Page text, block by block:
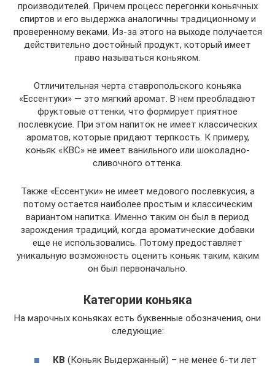
производителей. Причем процесс перегонки коньячных
спиртов и его выдержка аналогичны традиционному и
проверенному веками. Из-за этого на выходе получается
действительно достойный продукт, который имеет
право называться коньяком.
Отличительная черта ставропольского коньяка
«Ессентуки» — это мягкий аромат. В нем преобладают
фруктовые оттенки, что формирует приятное
послевкусие. При этом напиток не имеет классических
ароматов, которые придают терпкость. К примеру,
коньяк «КВС» не имеет ванильного или шоколадно-
сливочного оттенка.
Также «Ессентуки» не имеет медового послевкусия, а
потому остается наиболее простым и классическим
вариантом напитка. Именно таким он был в период
зарождения традиций, когда ароматические добавки
еще не использовались. Потому предоставляет
уникальную возможность оценить коньяк таким, каким
он был первоначально.
Категории коньяка
На марочных коньяках есть буквенные обозначения, они
следующие:
КВ (Коньяк Выдержанный) – не менее 6-ти лет